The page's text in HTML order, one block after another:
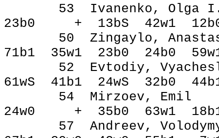
53 Ivanenko,
23b0 + 13bЅ 42w1
50 Zingaylo,
71b1 35w1 23b0 24b0
52 Evtodiy,
61wЅ 41b1 24wЅ 32b0
54 Mirzoev,
24w0 + 35b0 63w1
57 Andreev,